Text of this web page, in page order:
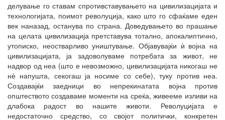
делување го ставам спротивставувањето на цивилизацијата и
технологијата, поимот револуција, како што го сфаќаме еден
век наназад, останува по страна. Доведувањето во прашање
на целата цивилизација претставува тотално, апокалиптично,
утописко, неостварливо уништување. Објавувајќи ѝ војна на
цивилизацијата, ја задоволуваме потребата за живот, не
надвор од неа (што е невозможно, цивилизацијата никогаш не
нѐ напушта, секогаш ја носиме со себе), туку против неа.
Создавајќи заедници во непрекинатата војна против
општеството создаваме моменти на среќа, живееме изливи на
длабока радост во нашите животи. Револуцијата е
недостаточно средство, со својот политички, конкретен